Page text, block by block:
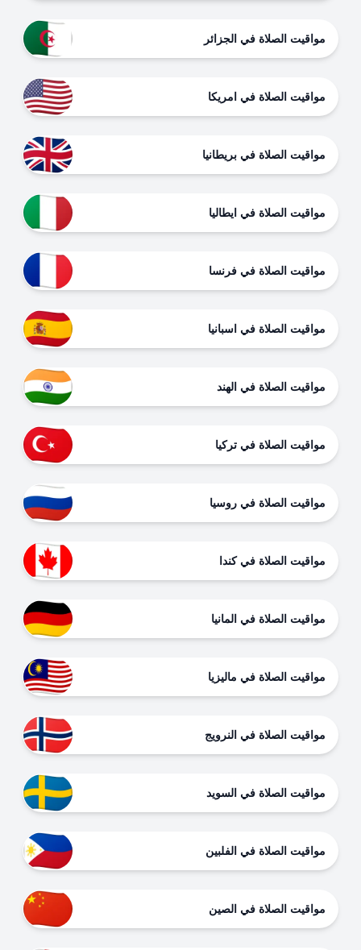
مواقيت الصلاة في الجزائر
مواقيت الصلاة في امريكا
مواقيت الصلاة في بريطانيا
مواقيت الصلاة في ايطاليا
مواقيت الصلاة في فرنسا
مواقيت الصلاة في اسبانيا
مواقيت الصلاة في الهند
مواقيت الصلاة في تركيا
مواقيت الصلاة في روسيا
مواقيت الصلاة في كندا
مواقيت الصلاة في المانيا
مواقيت الصلاة في ماليزيا
مواقيت الصلاة في النرويج
مواقيت الصلاة في السويد
مواقيت الصلاة في الفلبين
مواقيت الصلاة في الصين